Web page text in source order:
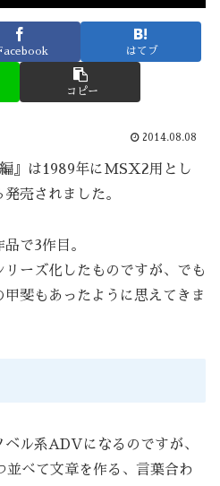
はてブ
コピー
2014.08.08
』は1989年にMSX2用とし
売されました。
で3作目。
ーズ化したものですが、でも
斐もあったように思えてきま
ル系ADVになるのですが、
並べて文章を作る、言葉合わ